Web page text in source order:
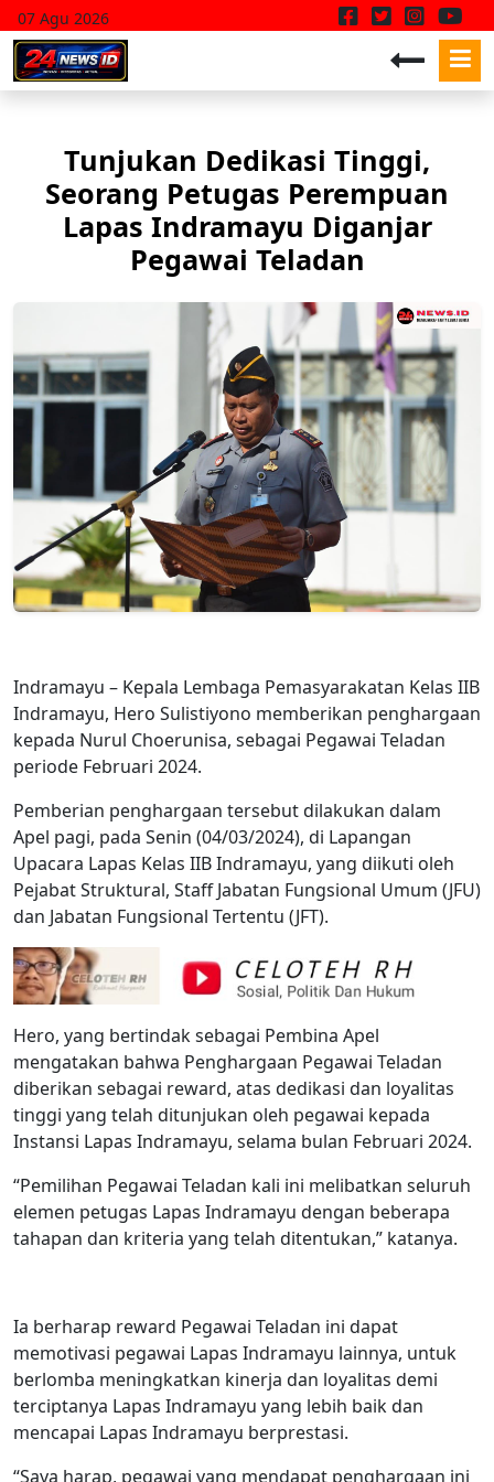
07 Agu 2026
Tunjukan Dedikasi Tinggi,
Seorang Petugas Perempuan
Lapas Indramayu Diganjar
Pegawai Teladan
Indramayu – Kepala Lembaga Pemasyarakatan Kelas IIB
Indramayu, Hero Sulistiyono memberikan penghargaan
kepada Nurul Choerunisa, sebagai Pegawai Teladan
periode Februari 2024.
Pemberian penghargaan tersebut dilakukan dalam
Apel pagi, pada Senin (04/03/2024), di Lapangan
Upacara Lapas Kelas IIB Indramayu, yang diikuti oleh
Pejabat Struktural, Staff Jabatan Fungsional Umum (JFU)
dan Jabatan Fungsional Tertentu (JFT).
Hero, yang bertindak sebagai Pembina Apel
mengatakan bahwa Penghargaan Pegawai Teladan
diberikan sebagai reward, atas dedikasi dan loyalitas
tinggi yang telah ditunjukan oleh pegawai kepada
Instansi Lapas Indramayu, selama bulan Februari 2024.
“Pemilihan Pegawai Teladan kali ini melibatkan seluruh
elemen petugas Lapas Indramayu dengan beberapa
tahapan dan kriteria yang telah ditentukan,” katanya.
Ia berharap reward Pegawai Teladan ini dapat
memotivasi pegawai Lapas Indramayu lainnya, untuk
berlomba meningkatkan kinerja dan loyalitas demi
terciptanya Lapas Indramayu yang lebih baik dan
mencapai Lapas Indramayu berprestasi.
“Saya harap, pegawai yang mendapat penghargaan ini